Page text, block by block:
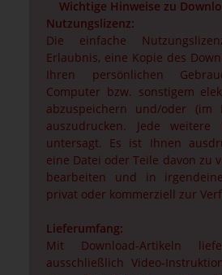
Wichtige Hinweise zu
Nutzungslizenz:
Die einfache
Erlaubnis, eine Kopie des
Ihren persönlichen
Computer bzw. sonstigem
abzuspeichern und/oder (im
auszudrucken. Jede
untersagt. Es ist Ihnen
eine Datei oder Teile davon zu
bearbeiten und in
privat oder kommerziell zur
Lieferumfang:
Mit Download-Artikeln
ausschließlich Video-